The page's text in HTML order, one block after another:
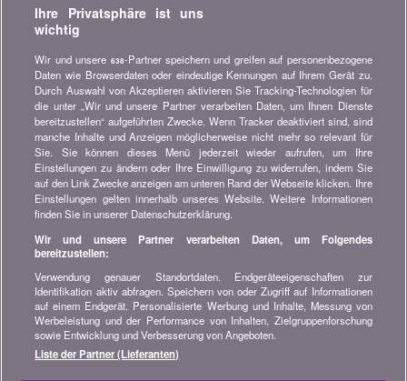
unsere Vergleiche, Ratschläge und Tipps in den Bereichen
Versicherung, Finanzen, Konsumgüter und vieles mehr...
Newsletter bestellen
Treten Sie unserer Community bei
Bleiben Sie auf dem neuesten Stand, finden Sie alle Ratschläge
und Tipps zum Sparen auf:
Wissenswertes über bonus.ch
Wer ist bonus.ch? Wie funktionieren die Vergleiche?
Presseanfragen, Partnerschaften, Werbung...
Alle Informationen über bonus.ch
Ihre Privatsphäre ist uns
wichtig
Wir und unsere 638-Partner speichern und greifen auf personenbezogene
Daten wie Browserdaten oder eindeutige Kennungen auf Ihrem Gerät zu.
Durch Auswahl von Akzeptieren aktivieren Sie Tracking-Technologien für
die unter „Wir und unsere Partner verarbeiten Daten, um Ihnen Dienste
bereitzustellen“ aufgeführten Zwecke. Wenn Tracker deaktiviert sind, sind
manche Inhalte und Anzeigen möglicherweise nicht mehr so relevant für
Sie. Sie können dieses Menü jederzeit wieder aufrufen, um Ihre
Einstellungen zu ändern oder Ihre Einwilligung zu widerrufen, indem Sie
auf den Link Zwecke anzeigen am unteren Rand der Webseite klicken. Ihre
Einstellungen gelten innerhalb unseres Website. Weitere Informationen
finden Sie in unserer Datenschutzerklärung.
Wir und unsere Partner verarbeiten Daten, um Folgendes
bereitzustellen:
Verwendung genauer Standortdaten. Endgeräteeigenschaften zur
Identifikation aktiv abfragen. Speichern von oder Zugriff auf Informationen
auf einem Endgerät. Personalisierte Werbung und Inhalte, Messung von
Werbeleistung und der Performance von Inhalten, Zielgruppenforschung
sowie Entwicklung und Verbesserung von Angeboten.
Liste der Partner (Lieferanten)